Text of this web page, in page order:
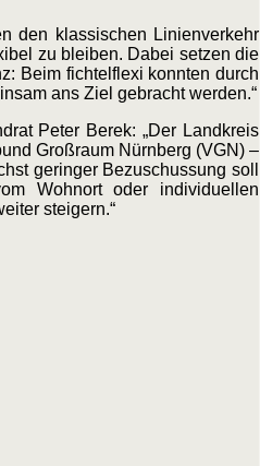
den klassischen Linienverkehr
zu bleiben. Dabei setzen die
Beim fichtelflexi konnten durch
ans Ziel gebracht werden.“
Peter Berek: „Der Landkreis
Großraum Nürnberg (VGN) –
geringer Bezuschussung soll
Wohnort oder individuellen
steigern.“